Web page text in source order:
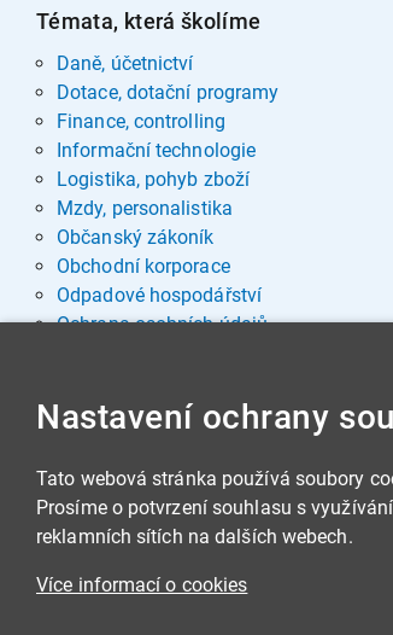
Témata, která školíme
Daně, účetnictví
Dotace, dotační programy
Finance, controlling
Informační technologie
Logistika, pohyb zboží
Mzdy, personalistika
Občanský zákoník
Obchodní korporace
Odpadové hospodářství
Ochrana osobních údajů
Sociální oblast
Stavby, nemovitosti
Veřejná správa
Veřejné zakázky
Životní prostředí
Nastavení ochrany
Tato webová stránka používá soubory
Prosíme o potvrzení souhlasu s
reklamních sítích na dalších webech.
Více informací o cookies